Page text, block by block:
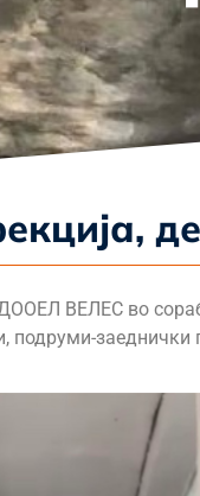
ВЕЛЕС во
подруми-